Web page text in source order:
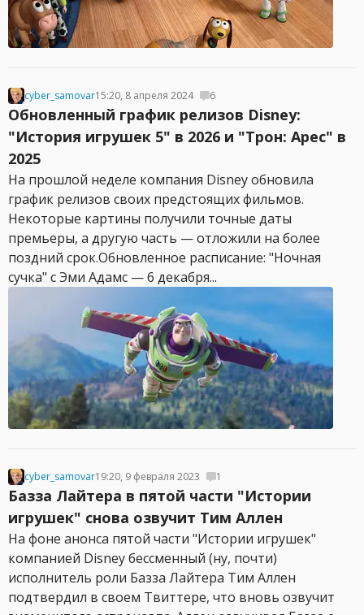
cyber_samovar15:20, 8 апреля 2024 6
Обновленный график релизов Disney:
"История игрушек 5" в 2026 и "Трон: Арес" в
2025
На прошлой неделе компания Disney обновила
график релизов своих предстоящих фильмов.
Некоторые картины получили точные даты
премьеры, а другую часть — отложили на более
поздний срок.Обновленное расписание: "Ночная
сучка" с Эми Адамс — 6 декабря...
cyber_samovar19:20, 9 февраля 2023 1
Базза Лайтера в пятой части "Истории
игрушек" снова озвучит Тим Аллен
На фоне анонса пятой части "Истории игрушек"
компанией Disney бессменный (ну, почти)
исполнитель роли Базза Лайтера Тим Аллен
подтвердил в своем Твиттере, что вновь озвучит